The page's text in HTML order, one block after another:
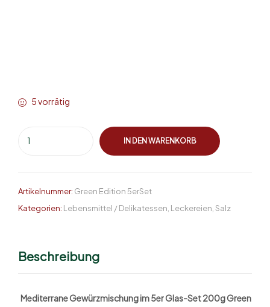
5 vorrätig
IN DEN WARENKORB
Artikelnummer: Green Edition 5erSet
Kategorien: Lebensmittel / Delikatessen Leckereien Salz
Beschreibung
Mediterrane Gewürzmischung im 5er Glas-Set 200g Green